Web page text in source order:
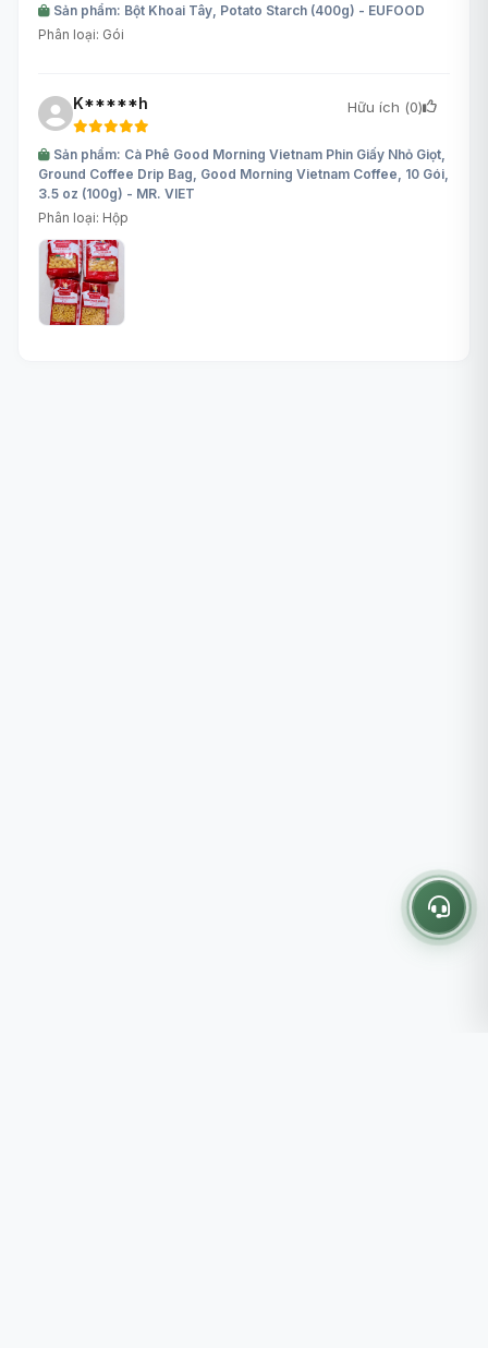
Sản phẩm: Bột Khoai Tây, Potato Starch (400g) - EUFOOD
Phân loại: Gói
K*****h Hữu ích (0)
Sản phẩm: Cà Phê Good Morning Vietnam Phin Giấy Nhỏ Giọt,
Ground Coffee Drip Bag, Good Morning Vietnam Coffee, 10 Gói,
3.5 oz (100g) - MR. VIET
Phân loại: Hộp